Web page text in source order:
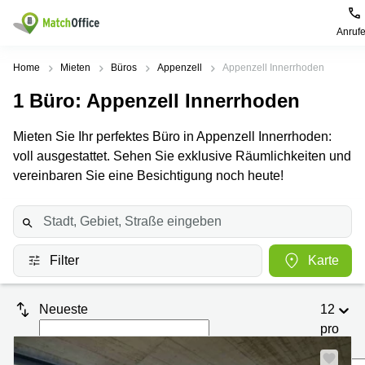
Mieten / Vermieten
Produktseiten
Büro
Business
Center
Virtuelle
Büros
Besprechungsräume
Beliebte
Coworking
Zürich
Zug
Coworking
Basel
Coworking
Lugano
Beliebte
Leutschenbachstrasse
95 Zürich
1 Zürich
Bahnhofstrasse
10 Zürich
Bahnhofstrasse
41 Zürich
Hilfe
Über uns
Preis
Anmelden
Sprache wählen
French
Home Mieten Büros Appenzell Appenzell Innerrhoden
1 Büro: Appenzell Innerrhoden
Mieten Sie Ihr perfektes Büro in Appenzell Innerrhoden:
voll ausgestattet. Sehen Sie exklusive Räumlichkeiten und
vereinbaren Sie eine Besichtigung noch heute!
Filter Karte
Neueste
12
pro
Seite